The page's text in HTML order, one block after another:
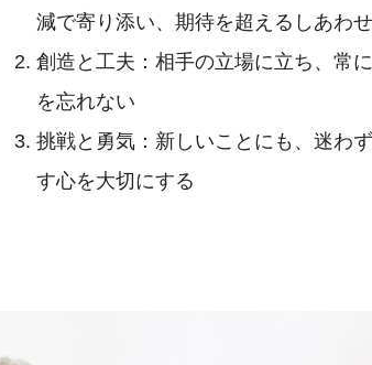
減で寄り添い、期待を超えるしあわ
創造と工夫：相手の立場に立ち、常
を忘れない
挑戦と勇気：新しいことにも、迷わ
す心を大切にする